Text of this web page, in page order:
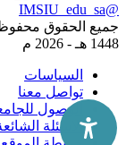
@IMSIU_edu_sa
جميع الحقوق
1448 هـ -
2026 م
السياسات
تواصل معنا
الوصول
الاسئلة